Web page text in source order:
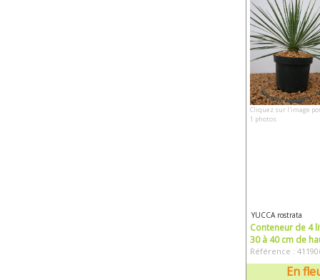
Cliquez sur l'image
1 photos
YUCCA rostrata
Conteneur de 4
30 à 40 cm de
Référence :
En